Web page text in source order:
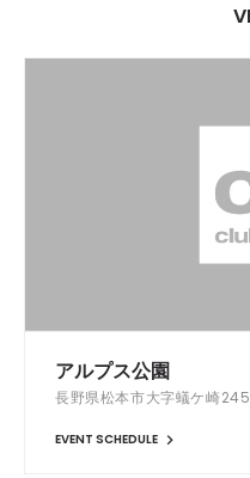
アルプス公園
長野県松本市大字蟻ケ崎
EVENT SCHEDULE